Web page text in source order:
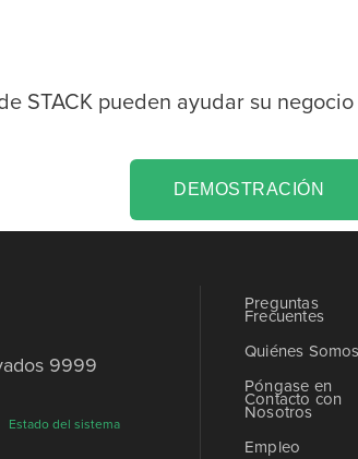
STACK pueden ayudar su
DEMOSTRACIÓN
9999
Estado del sistema
Preguntas
Frecuentes
Quiénes Somos
Póngase en
Contacto con
Nosotros
Empleo